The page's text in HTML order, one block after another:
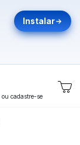
Instalar
ou cadastre-se